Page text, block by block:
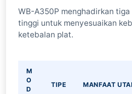
WB-A350P menghadirkan
tinggi untuk menyesuaikan
ketebalan plat.
M
O
D
TIPE MANFAAT